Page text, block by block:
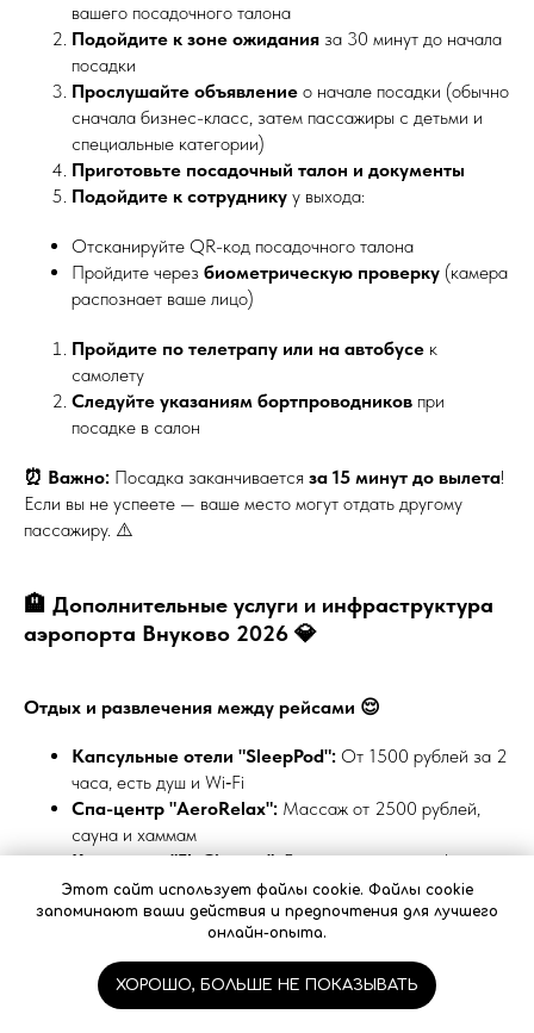
вашего посадочного талона
Подойдите к зоне ожидания за 30 минут до начала
посадки
Прослушайте объявление о начале посадки (обычно
сначала бизнес-класс, затем пассажиры с детьми и
специальные категории)
Приготовьте посадочный талон и документы
Подойдите к сотруднику у выхода:
Отсканируйте QR-код посадочного талона
Пройдите через биометрическую проверку (камера
распознает ваше лицо)
Пройдите по телетрапу или на автобусе к
самолету
Следуйте указаниям бортпроводников при
посадке в салон
⏰ Важно: Посадка заканчивается за 15 минут до вылета!
Если вы не успеете — ваше место могут отдать другому
пассажиру. ⚠️
🏨 Дополнительные услуги и инфраструктура
аэропорта Внуково 2026 💎
Отдых и развлечения между рейсами 😌
Капсульные отели "SleepPod": От 1500 рублей за 2
часа, есть душ и Wi‑Fi
Спа-центр "AeroRelax": Массаж от 2500 рублей,
сауна и хаммам
Кинотеатр "FlyCinema":Бесплатные показы фильмов
в залах вылета
VR-парк "Virtual Sky":Полеты на виртуальных
самолетах (300 рублей/10 минут)
Питание в аэропорту 🍽️
Этот сайт использует файлы cookie. Файлы cookie
запоминают ваши действия и предпочтения для лучшего
онлайн-опыта.
ХОРОШО, БОЛЬШЕ НЕ ПОКАЗЫВАТЬ